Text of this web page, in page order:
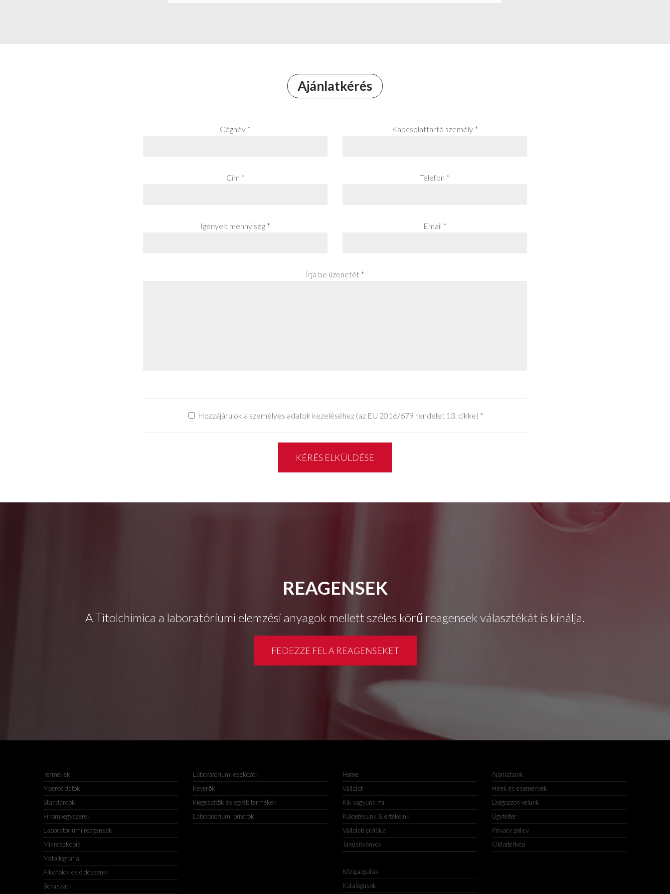
Ajánlatkérés
Cégnév * Kapcsolattartó személy *
Cím * Telefon *
Igényelt mennyiség * Email *
Írja be üzenetét *
Hozzájárulok a személyes adatok kezeléséhez (az EU 2016/679 rendelet 13. cikke) *
KÉRÉS ELKÜLDÉSE
REAGENSEK
A Titolchimica a laboratóriumi elemzési anyagok mellett széles körű reagensek választékát is kínálja.
FEDEZZE FEL A REAGENSEKET
Termékek
Moerooldatok
Standardok
Finomvegyszerek
Laboratóriumi reagensek
Mikroszkópia
Metallografia
Alkoholok és oldószerek
Boraszat
Laboratóriumi eszközök
Keverők
Kiegészítők és egyéb termékek
Laboratóriumi bútorok
Home
Vállalat
Kik vagyunk mi
Küldetésünk & értékeink
Vállalati politika
Tanúsítványok
Közigazgatás
Katalógusok
Ajánlataink
Hírek és események
Dolgozzon velünk
Ügyféltér
Privacy policy
Oldaltérkép